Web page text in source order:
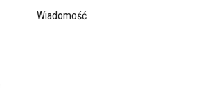
Wiadomość